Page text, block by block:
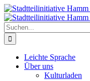
Zum
Inhalt
springen
Suche
nach:
Leichte Sprache
Über uns
Kulturladen